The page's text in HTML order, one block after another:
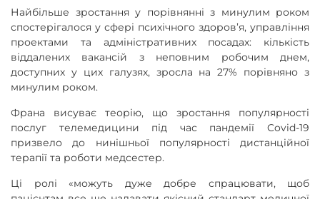
Найбільше зростання у порівнянні з минулим роком
спостерігалося у сфері психічного здоров’я, управління
проектами та адміністративних посадах: кількість
віддалених вакансій з неповним робочим днем,
доступних у цих галузях, зросла на 27% порівняно з
минулим роком.
Франа висуває теорію, що зростання популярності
послуг телемедицини під час пандемії Covid-19
призвело до нинішньої популярності дистанційної
терапії та роботи медсестер.
Ці ролі «можуть дуже добре спрацювати, щоб